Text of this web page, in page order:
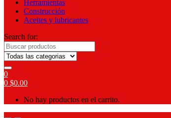
Herramientas
Construcción
Aceites y lubricantes
Search for:
0
0 $0.00
No hay productos en el carrito.